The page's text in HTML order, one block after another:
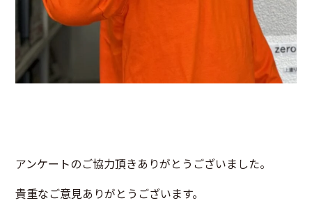
アンケートのご協力頂きありがとうございました。
貴重なご意見ありがとうございます。